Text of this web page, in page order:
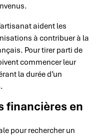
aident les
à contribuer à la
Pour tirer parti de
commencer leur
la durée d’un
financières en
pour rechercher un